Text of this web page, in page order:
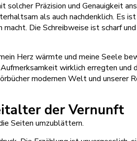
solcher Präzision und Genauigkeit
als auch nachdenklich. Es
Die Schreibweise ist scharf
Herz wärmte und meine Seele
wirklich erregten und
modernen Welt und unserer
der Vernunft
Seiten umzublättern.